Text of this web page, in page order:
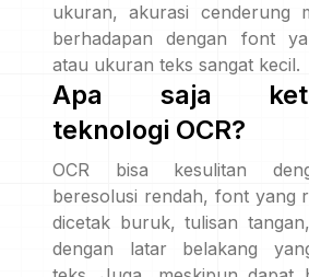
ukuran, akurasi cenderung
berhadapan dengan font
atau ukuran teks sangat kecil.
Apa saja
teknologi OCR?
OCR bisa kesulitan
beresolusi rendah, font yang
dicetak buruk, tulisan
dengan latar belakang